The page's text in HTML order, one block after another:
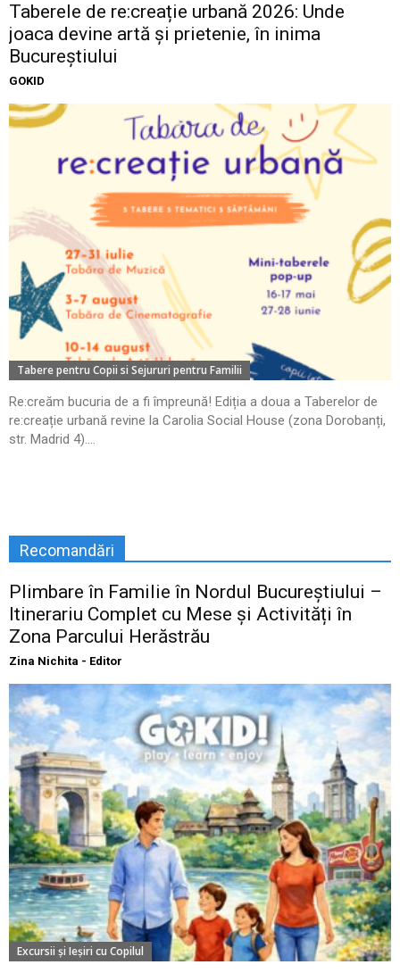
Taberele de re:creație urbană 2026: Unde
joaca devine artă și prietenie, în inima
Bucureștiului
GOKID
Tabere pentru Copii si Sejururi pentru Familii
Re:creăm bucuria de a fi împreună! Ediția a doua a Taberelor de
re:creație urbană revine la Carolia Social House (zona Dorobanți,
str. Madrid 4)....
Recomandări
Plimbare în Familie în Nordul Bucureștiului –
Itinerariu Complet cu Mese și Activități în
Zona Parcului Herăstrău
Zina Nichita - Editor
Excursii şi Ieşiri cu Copilul